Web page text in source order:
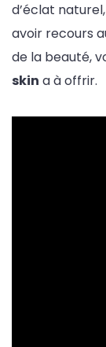
d’éclat
avoir recours
de la beauté,
skin a à offrir.